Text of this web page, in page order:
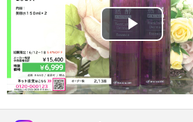
Play
Video